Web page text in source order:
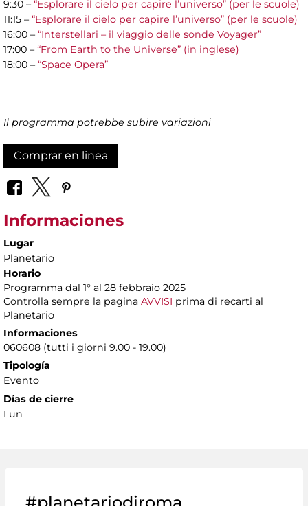
9:30 – “Esplorare il cielo per capire l’universo” (per le scuole)
11:15 – “Esplorare il cielo per capire l’universo” (per le scuole)
16:00 – “Interstellari – il viaggio delle sonde Voyager”
17:00 – “From Earth to the Universe” (in inglese)
18:00 – “Space Opera”
Il programma potrebbe subire variazioni
Comprar en linea
Informaciones
Lugar
Planetario
Horario
Programma dal 1° al 28 febbraio 2025
Controlla sempre la pagina AVVISI prima di recarti al
Planetario
Informaciones
060608 (tutti i giorni 9.00 - 19.00)
Tipología
Evento
Días de cierre
Lun